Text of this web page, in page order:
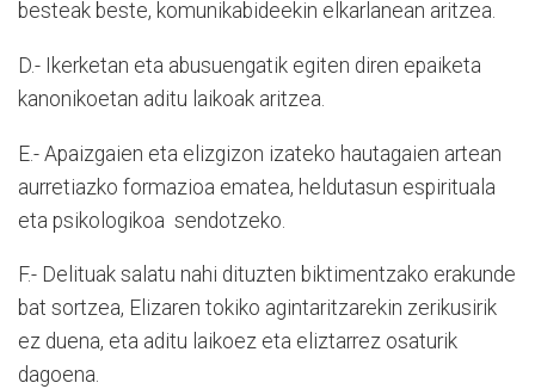
besteak beste, komunikabideekin elkarlanean aritzea.
D.- Ikerketan eta abusuengatik egiten diren epaiketa
kanonikoetan aditu laikoak aritzea.
E.- Apaizgaien eta elizgizon izateko hautagaien artean
aurretiazko formazioa ematea, heldutasun espirituala
eta psikologikoa sendotzeko.
F.- Delituak salatu nahi dituzten biktimentzako erakunde
bat sortzea, Elizaren tokiko agintaritzarekin zerikusirik
ez duena, eta aditu laikoez eta eliztarrez osaturik
dagoena.